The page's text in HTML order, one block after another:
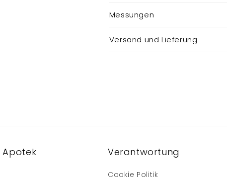
Messungen
Versand und Lieferung
Apotek Verantwortung
Cookie Politik